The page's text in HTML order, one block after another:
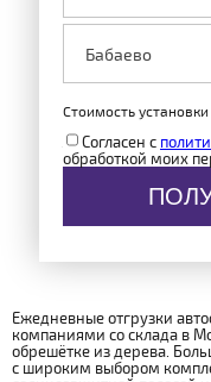
Стоимость
Согласен с
обработкой моих
Ежедневные отгрузки
компаниями со склада в
обрешётке из дерева.
с широким выбором